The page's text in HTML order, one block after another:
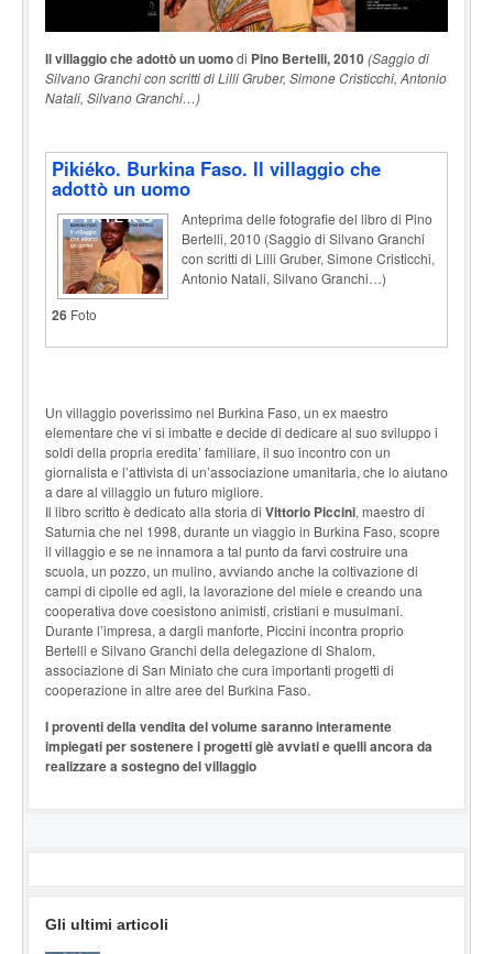
Il villaggio che adottò un uomodi Pino Bertelli, 2010(Saggio di
Silvano Granchi con scritti di Lilli Gruber, Simone Cristicchi, Antonio
Natali, Silvano Granchi…)
Pikiéko. Burkina Faso. Il villaggio che
adottò un uomo
Anteprima delle fotografie del libro di Pino
Bertelli, 2010 (Saggio di Silvano Granchi
con scritti di Lilli Gruber, Simone Cristicchi,
Antonio Natali, Silvano Granchi…)
26 Foto
Un villaggio poverissimo nel Burkina Faso, un ex maestro
elementare che vi si imbatte e decide di dedicare al suo sviluppo i
soldi della propria eredita’ familiare, il suo incontro con un
giornalista e l’attivista di un’associazione umanitaria, che lo aiutano
a dare al villaggio un futuro migliore.
Il libro scritto è dedicato alla storia di Vittorio Piccini, maestro di
Saturnia che nel 1998, durante un viaggio in Burkina Faso, scopre
il villaggio e se ne innamora a tal punto da farvi costruire una
scuola, un pozzo, un mulino, avviando anche la coltivazione di
campi di cipolle ed agli, la lavorazione del miele e creando una
cooperativa dove coesistono animisti, cristiani e musulmani.
Durante l’impresa, a dargli manforte, Piccini incontra proprio
Bertelli e Silvano Granchi della delegazione di Shalom,
associazione di San Miniato che cura importanti progetti di
cooperazione in altre aree del Burkina Faso.
I proventi della vendita del volume saranno interamente
impiegati per sostenere i progetti giè avviati e quelli ancora da
realizzare a sostegno del villaggio
Gli ultimi articoli